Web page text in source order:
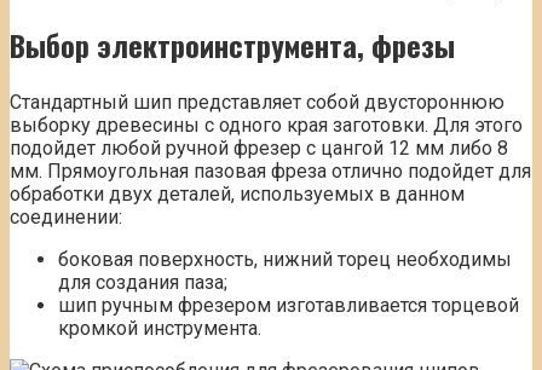
Выбор электроинструмента, фрезы
Стандартный шип представляет собой двустороннюю
выборку древесины с одного края заготовки. Для этого
подойдет любой ручной фрезер с цангой 12 мм либо 8
мм. Прямоугольная пазовая фреза отлично подойдет для
обработки двух деталей, используемых в данном
соединении:
боковая поверхность, нижний торец необходимы
для создания паза;
шип ручным фрезером изготавливается торцевой
кромкой инструмента.